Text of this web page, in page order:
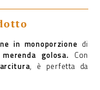
in monoporzione di
merenda golosa. Con
, è perfetta da